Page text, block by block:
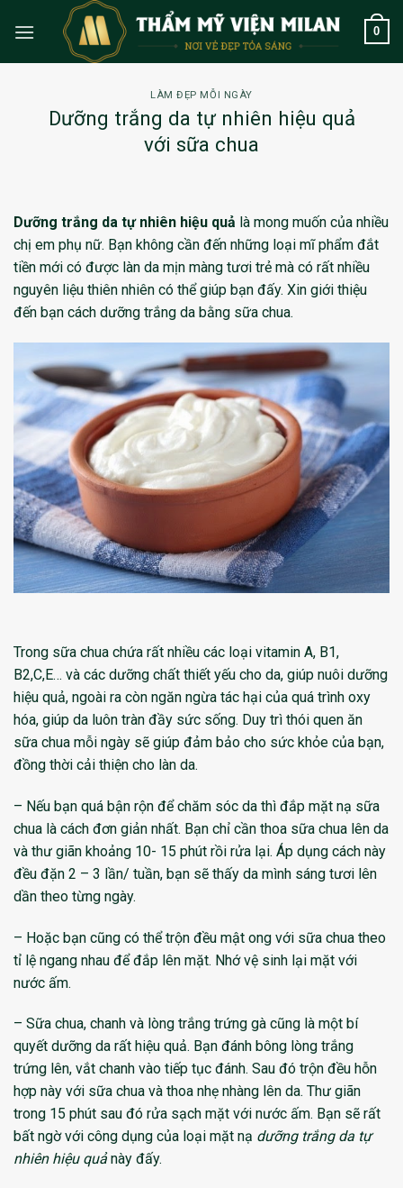
0
LÀM ĐẸP MỖI NGÀY
Dưỡng trắng da tự nhiên hiệu quả
với sữa chua
Dưỡng trắng da tự nhiên hiệu quả là mong muốn của nhiều
chị em phụ nữ. Bạn không cần đến những loại mĩ phẩm đắt
tiền mới có được làn da mịn màng tươi trẻ mà có rất nhiều
nguyên liệu thiên nhiên có thể giúp bạn đấy. Xin giới thiệu
đến bạn cách dưỡng trắng da bằng sữa chua.
Trong sữa chua chứa rất nhiều các loại vitamin A, B1,
B2,C,E… và các dưỡng chất thiết yếu cho da, giúp nuôi dưỡng
hiệu quả, ngoài ra còn ngăn ngừa tác hại của quá trình oxy
hóa, giúp da luôn tràn đầy sức sống. Duy trì thói quen ăn
sữa chua mỗi ngày sẽ giúp đảm bảo cho sức khỏe của bạn,
đồng thời cải thiện cho làn da.
– Nếu bạn quá bận rộn để chăm sóc da thì đắp mặt nạ sữa
chua là cách đơn giản nhất. Bạn chỉ cần thoa sữa chua lên da
và thư giãn khoảng 10- 15 phút rồi rửa lại. Áp dụng cách này
đều đặn 2 – 3 lần/ tuần, bạn sẽ thấy da mình sáng tươi lên
dần theo từng ngày.
– Hoặc bạn cũng có thể trộn đều mật ong với sữa chua theo
tỉ lệ ngang nhau để đắp lên mặt. Nhớ vệ sinh lại mặt với
nước ấm.
– Sữa chua, chanh và lòng trắng trứng gà cũng là một bí
quyết dưỡng da rất hiệu quả. Bạn đánh bông lòng trắng
trứng lên, vắt chanh vào tiếp tục đánh. Sau đó trộn đều hỗn
hợp này với sữa chua và thoa nhẹ nhàng lên da. Thư giãn
trong 15 phút sau đó rửa sạch mặt với nước ấm. Bạn sẽ rất
bất ngờ với công dụng của loại mặt nạ dưỡng trắng da tự
nhiên hiệu quảnày đấy.